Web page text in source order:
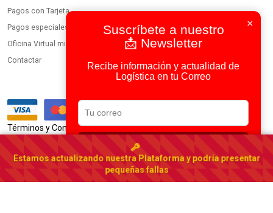
×
Suscríbete a nuestro
📩 Newsletter
Recibe información y actualidad de
Logística en tu Correo
Suscribirse
Pagos con Tarjeta
Pagos especiales
Oficina Virtual miembros
Contactar
Términos y Condiciones|Política de Privacidad
Usamos IA en todos nuestros procesos
Portal Logístico Latinoamericano
© 2023-2026 DirectorioDeCarga.com
Estamos actualizando nuestra Plataforma y podría presentar
pequeñas fallas